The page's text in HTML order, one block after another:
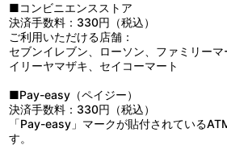
■コンビニエンスストア
決済手数料：330円（税込）
ご利用いただける店舗：
セブンイレブン、ローソン、ファミリー
イリーヤマザキ、セイコーマート
■Pay-easy（ペイジー）
決済手数料：330円（税込）
「Pay-easy」マークが貼付されている
す。